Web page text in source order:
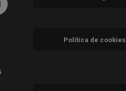
nueva)
ventana nueva)
(abre en ventana nueva)
Ir a Flickr (abre en ventana nueva)
nueva)
ventana nueva)
(abre en ventana nueva)
Política de cookies